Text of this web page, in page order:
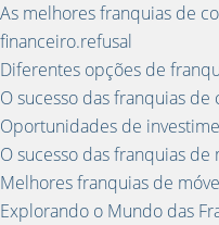
As melhores franquias de
financeiro.refusal
Diferentes opções de
O sucesso das franquias
Oportunidades de
O sucesso das franquias
Melhores franquias de
Explorando o Mundo das